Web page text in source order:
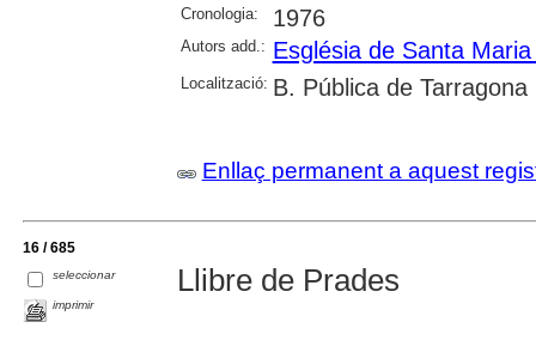
Cronologia: 1976
Autors add.: Església de Santa
Localització: B. Pública de Tarragona
Enllaç permanent a aquest
16 / 685
seleccionar
imprimir
Llibre de Prades